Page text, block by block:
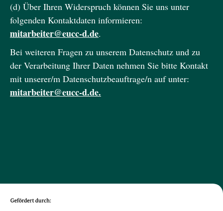
(d) Über Ihren Widerspruch können Sie uns unter
folgenden Kontaktdaten informieren:
mitarbeiter@eucc-d.de.
Bei weiteren Fragen zu unserem Datenschutz und zu
der Verarbeitung Ihrer Daten nehmen Sie bitte Kontakt
mit unserer/m Datenschutzbeauftrage/n auf unter:
mitarbeiter@eucc-d.de.